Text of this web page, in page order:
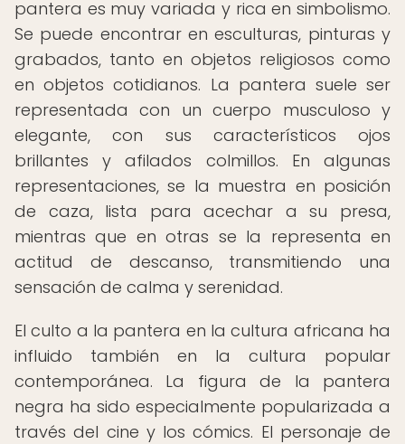
pantera es muy variada y rica en simbolismo.
Se puede encontrar en esculturas, pinturas y
grabados, tanto en objetos religiosos como
en objetos cotidianos. La pantera suele ser
representada con un cuerpo musculoso y
elegante, con sus característicos ojos
brillantes y afilados colmillos. En algunas
representaciones, se la muestra en posición
de caza, lista para acechar a su presa,
mientras que en otras se la representa en
actitud de descanso, transmitiendo una
sensación de calma y serenidad.
El culto a la pantera en la cultura africana ha
influido también en la cultura popular
contemporánea. La figura de la pantera
negra ha sido especialmente popularizada a
través del cine y los cómics. El personaje de